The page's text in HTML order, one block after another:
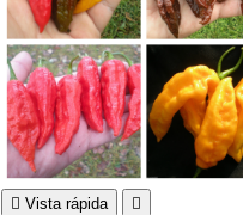
 Vista rápida 